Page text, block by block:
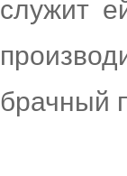
служит
брачный